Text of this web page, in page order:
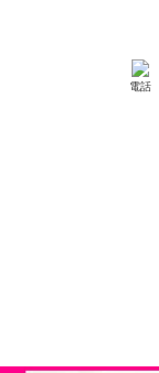
電話